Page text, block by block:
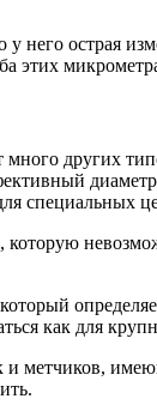
острая
этих
других
специальных
как для
метчиков,